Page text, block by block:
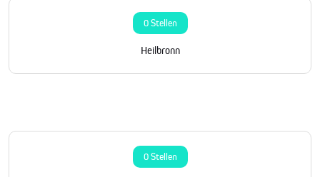
0 Stellen
Heilbronn
0 Stellen